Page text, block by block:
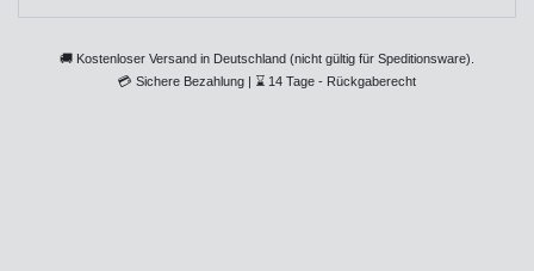
🚚 Kostenloser Versand in Deutschland (nicht gültig für Speditionsware).
💳 Sichere Bezahlung | ⌛ 14 Tage - Rückgaberecht